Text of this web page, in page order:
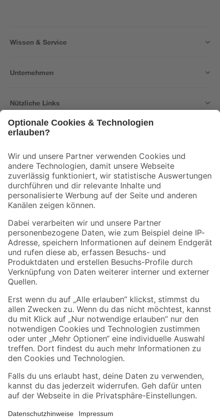
Wissen & Service
Unternehmen
Nützliche Links
Der toom Newsletter: Keine Angebote und Aktionen mehr verpassen!
Zur Newsletter Anmeldung
Folge uns
Zahlungsarten Versandarten
Sicher einkaufen
Jetzt die toom-App herunterladen
Alle Preisangaben in EUR inkl. gesetzl. MwSt.. Die dargestellten Angebote sind unter
Umständen nicht in allen Märkten verfügbar. Die angegebenen Verfügbarkeiten beziehen
Produkte nur solange der Vorrat reicht.